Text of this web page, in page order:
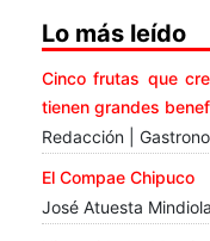
Lo más leído
Cinco frutas que
tienen grandes
Redacción |
El Compae Chipuco
José Atuesta